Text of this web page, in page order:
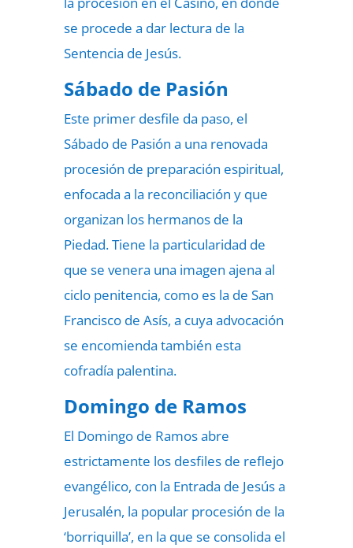
se procede a dar lectura de la
Sentencia de Jesús.
Sábado de Pasión
Este primer desfile da paso, el
Sábado de Pasión a una renovada
procesión de preparación espiritual,
enfocada a la reconciliación y que
organizan los hermanos de la
Piedad. Tiene la particularidad de
que se venera una imagen ajena al
ciclo penitencia, como es la de San
Francisco de Asís, a cuya advocación
se encomienda también esta
cofradía palentina.
Domingo de Ramos
El Domingo de Ramos abre
estrictamente los desfiles de reflejo
evangélico, con la Entrada de Jesús a
Jerusalén, la popular procesión de la
‘borriquilla’, en la que se consolida el